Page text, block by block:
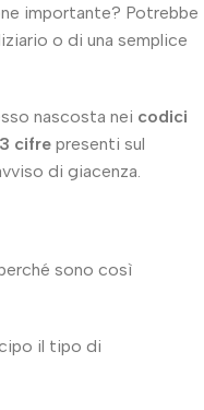
importante? Potrebbe
o di una semplice
nascosta nei codici
cifre presenti sul
di giacenza.
sono così
il tipo di